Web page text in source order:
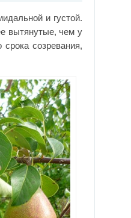
и густой.
вытянутые, чем у
созревания,